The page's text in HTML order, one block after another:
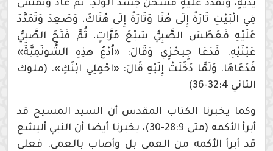
يَدَيْهِ، وَتَمَدَّدَ عَلَيْهِ فَسَخُنَ جَسَدُ الْوَلَدِ. ثُمَّ عَادَ وَتَمَشَّى
فِي الْبَيْتِ تَارَةً إِلَى هُنَا وَتَارَةً إِلَى هُنَاكَ، وَصَعِدَ وَتَمَدَّدَ
عَلَيْهِ فَعَطَسَ الصَّبِيُّ سَبْعَ مَرَّاتٍ، ثُمَّ فَتَحَ الصَّبِيُّ
عَيْنَيْهِ. فَدَعَا جِيحْزِي وَقَالَ: «اُدْعُ هذِهِ الشُّونَمِيَّةَ»
فَدَعَاهَا. وَلَمَّا دَخَلَتْ إِلَيْهِ قَالَ: «احْمِلِي ابْنَكِ». (ملوك
الثاني 32:4-36)
وكما يخبرنا الكتاب المقدس أن السيد المسيح قد
أبرأ الأكمه (متى 28:9-30)، يخبرنا أيضا أن النبي أليشع
قد أبرأ الأكمه من العمى بل وأصاب بالعمى. فعلى